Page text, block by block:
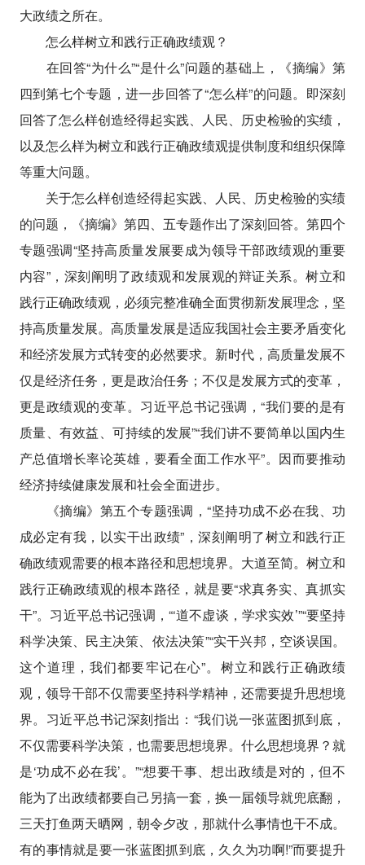
大政绩之所在。
怎么样树立和践行正确政绩观？
在回答“为什么”“是什么”问题的基础上，《摘编》第
四到第七个专题，进一步回答了“怎么样”的问题。即深刻
回答了怎么样创造经得起实践、人民、历史检验的实绩，
以及怎么样为树立和践行正确政绩观提供制度和组织保障
等重大问题。
关于怎么样创造经得起实践、人民、历史检验的实绩
的问题，《摘编》第四、五专题作出了深刻回答。第四个
专题强调“坚持高质量发展要成为领导干部政绩观的重要
内容”，深刻阐明了政绩观和发展观的辩证关系。树立和
践行正确政绩观，必须完整准确全面贯彻新发展理念，坚
持高质量发展。高质量发展是适应我国社会主要矛盾变化
和经济发展方式转变的必然要求。新时代，高质量发展不
仅是经济任务，更是政治任务；不仅是发展方式的变革，
更是政绩观的变革。习近平总书记强调，“我们要的是有
质量、有效益、可持续的发展”“我们讲不要简单以国内生
产总值增长率论英雄，要看全面工作水平”。因而要推动
经济持续健康发展和社会全面进步。
《摘编》第五个专题强调，“坚持功成不必在我、功
成必定有我，以实干出政绩”，深刻阐明了树立和践行正
确政绩观需要的根本路径和思想境界。大道至简。树立和
践行正确政绩观的根本路径，就是要“求真务实、真抓实
干”。习近平总书记强调，“‘道不虚谈，学求实效’”“要坚持
科学决策、民主决策、依法决策”“实干兴邦，空谈误国。
这个道理，我们都要牢记在心”。树立和践行正确政绩
观，领导干部不仅需要坚持科学精神，还需要提升思想境
界。习近平总书记深刻指出：“我们说一张蓝图抓到底，
不仅需要科学决策，也需要思想境界。什么思想境界？就
是‘功成不必在我’。”“想要干事、想出政绩是对的，但不
能为了出政绩都要自己另搞一套，换一届领导就兜底翻，
三天打鱼两天晒网，朝令夕改，那就什么事情也干不成。
有的事情就是要一张蓝图抓到底，久久为功啊!”而要提升